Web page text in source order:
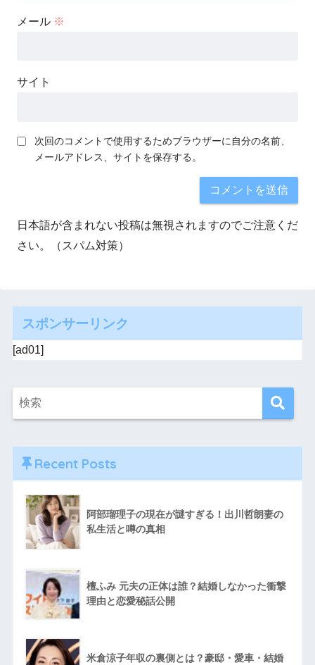
メール ※
サイト
次回のコメントで使用するためブラウザーに自分の名前、
メールアドレス、サイトを保存する。
日本語が含まれない投稿は無視されますのでご注意くだ
さい。（スパム対策）
スポンサーリンク
[ad01]
Recent Posts
阿部瑠理子の現在が謎すぎる！出川哲朗妻の
私生活と噂の真相
檀ふみ 元夫の正体は誰？結婚しなかった衝撃
理由と恋愛秘話公開
米倉涼子年収の裏側とは？豪邸・愛車・結婚